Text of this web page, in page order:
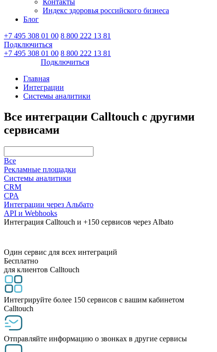
Контакты
Индекс здоровья российского бизнеса
Блог
+7 495 308 01 00 8 800 222 13 81
Подключиться
+7 495 308 01 00 8 800 222 13 81
Подключиться
Главная
Интеграции
Системы аналитики
Все интеграции Calltouch с другими
сервисами
Все
Рекламные площадки
Системы аналитики
CRM
CPA
Интеграции через Альбато
API и Webhooks
Интеграция Calltouch и +150 сервисов через Albato
Один сервис для всех интеграций
Бесплатно
для клиентов Calltouch
Интегрируйте более 150 сервисов с вашим кабинетом
Calltouch
Отправляйте информацию о звонках в другие сервисы